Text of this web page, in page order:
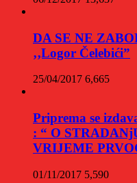
DA SE NE
‚‚Logor Čelebići”
25/04/2017 6,665
Priprema se
: “ O
VRIJEME
01/11/2017 5,590